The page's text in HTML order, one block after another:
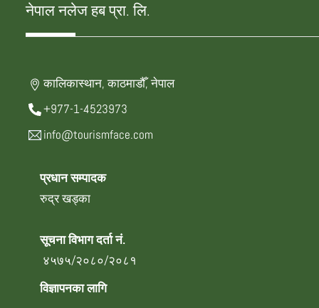
नेपाल नलेज हब प्रा. लि.
कालिकास्थान, काठमाडौँ, नेपाल
+977-1-4523973
info@tourismface.com
प्रधान सम्पादक
रुद्र खड्का
सूचना विभाग दर्ता नं.
४५७५/२०८०/२०८१
विज्ञापनका लागि